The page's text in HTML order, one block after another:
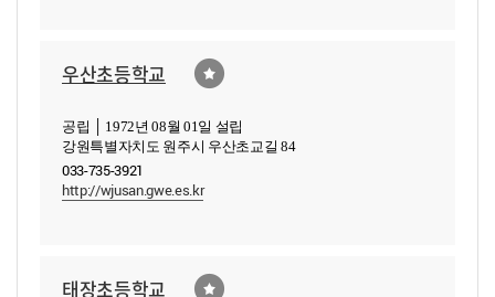
우산초등학교
공립 │ 1972년 08월 01일 설립
강원특별자치도 원주시 우산초교길 84
033-735-3921
http://wjusan.gwe.es.kr
태장초등학교